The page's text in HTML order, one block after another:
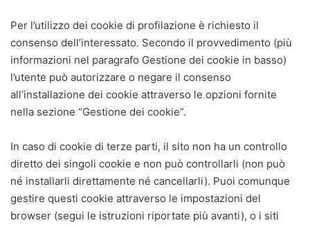
Per l’utilizzo dei cookie di profilazione è richiesto il
consenso dell’interessato. Secondo il provvedimento (più
informazioni nel paragrafo Gestione dei cookie in basso)
l’utente può autorizzare o negare il consenso
all’installazione dei cookie attraverso le opzioni fornite
nella sezione “Gestione dei cookie”.
In caso di cookie di terze parti, il sito non ha un controllo
diretto dei singoli cookie e non può controllarli (non può
né installarli direttamente né cancellarli). Puoi comunque
gestire questi cookie attraverso le impostazioni del
browser (segui le istruzioni riportate più avanti), o i siti